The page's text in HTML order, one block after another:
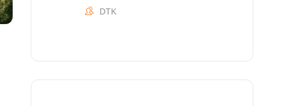
DTK